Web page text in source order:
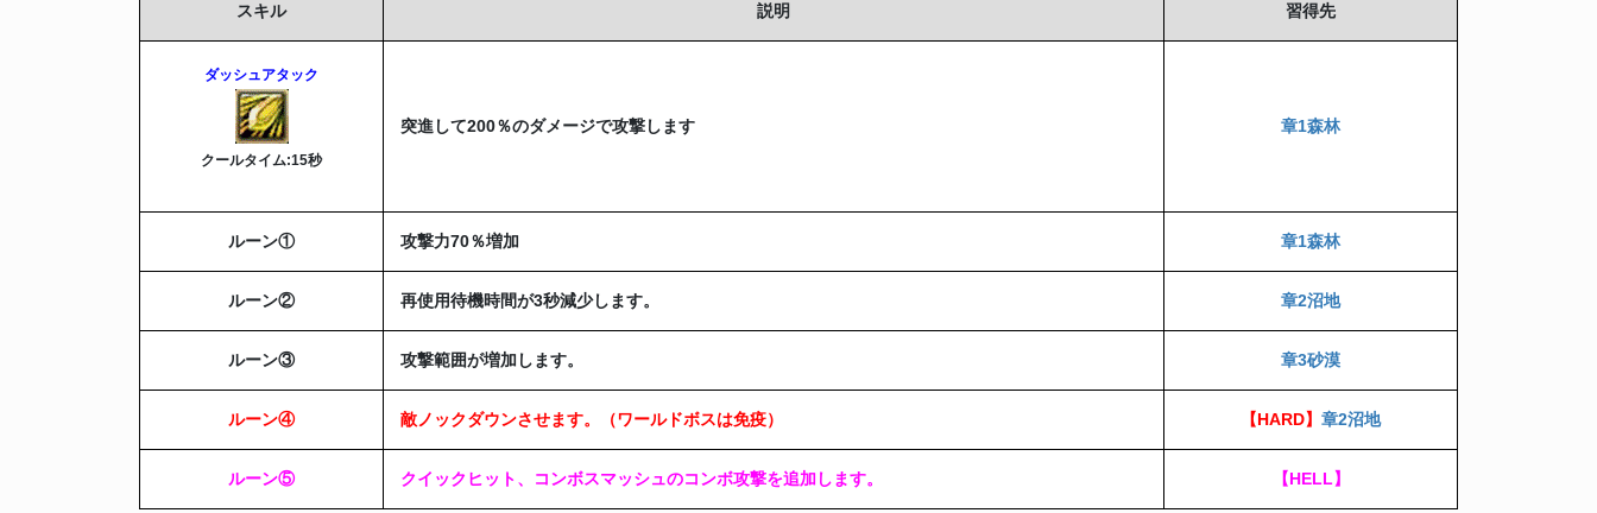
スキル 説明 習得先
ダッシュアタック
クールタイム:15秒
突進して200％のダメージで攻撃します 章1森林
ルーン① 攻撃力70％増加 章1森林
ルーン② 再使用待機時間が3秒減少します。 章2沼地
ルーン③ 攻撃範囲が増加します。 章3砂漠
ルーン④ 敵ノックダウンさせます。（ワールドボスは免疫） 【HARD】 章2沼地
ルーン⑤ クイックヒット、コンボスマッシュのコンボ攻撃を追加します。 【HELL】